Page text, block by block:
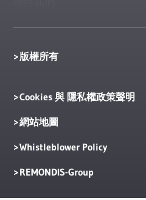
版權所有
Cookies 與 隱私權政策聲明
網站地圖
Whistleblower Policy
REMONDIS-Group